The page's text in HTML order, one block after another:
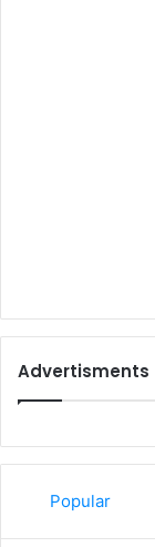
Advertisments
Popular